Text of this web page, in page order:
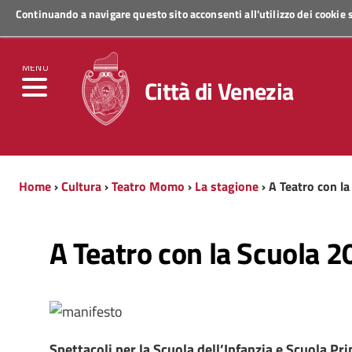
Continuando a navigare questo sito acconsenti all'utilizzo dei
MENU
Regione Veneto
Città di Venezia
Home›Cultura›Teatro Momo › La stagione› A Teatro con
A Teatro con la Scuola